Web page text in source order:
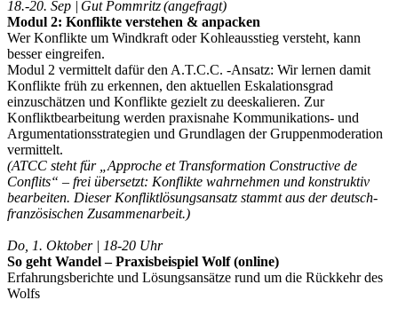
18.-20. Sep | Gut Pommritz (angefragt)
Modul 2: Konflikte verstehen & anpacken
Wer Konflikte um Windkraft oder Kohleausstieg versteht, kann
besser eingreifen.
Modul 2 vermittelt dafür den A.T.C.C. -Ansatz: Wir lernen damit
Konflikte früh zu erkennen, den aktuellen Eskalationsgrad
einzuschätzen und Konflikte gezielt zu deeskalieren. Zur
Konfliktbearbeitung werden praxisnahe Kommunikations- und
Argumentationsstrategien und Grundlagen der Gruppenmoderation
vermittelt.
(ATCC steht für „Approche et Transformation Constructive de
Conflits“ – frei übersetzt: Konflikte wahrnehmen und konstruktiv
bearbeiten. Dieser Konfliktlösungsansatz stammt aus der deutsch-
französischen Zusammenarbeit.)
Do, 1. Oktober | 18-20 Uhr
So geht Wandel – Praxisbeispiel Wolf (online)
Erfahrungsberichte und Lösungsansätze rund um die Rückkehr des
Wolfs